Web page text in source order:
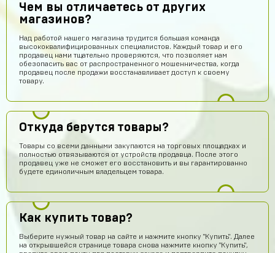
Чем вы отличаетесь от других
магазинов?
Над работой нашего магазина трудится большая команда
высококвалифицированных специалистов. Каждый товар и его
продавец нами тщательно проверяются, что позволяет нам
обезопасить вас от распространенного мошенничества, когда
продавец после продажи восстанавливает доступ к своему
товару.
Откуда берутся товары?
Товары со всеми данными закупаются на торговых площадках и
полностью отвязываются от устройств продавца. После этого
продавец уже не сможет его восстановить и вы гарантированно
будете единоличным владельцем товара.
Как купить товар?
Выберите нужный товар на сайте и нажмите кнопку "Купить". Далее
на открывшейся странице товара снова нажмите кнопку "Купить",
Даниил Шафиев 15 часов назад